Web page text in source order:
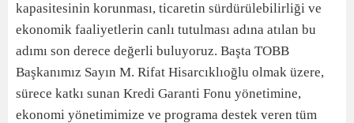
kapasitesinin korunması, ticaretin sürdürülebilirliği ve
ekonomik faaliyetlerin canlı tutulması adına atılan bu
adımı son derece değerli buluyoruz. Başta TOBB
Başkanımız Sayın M. Rifat Hisarcıklıoğlu olmak üzere,
sürece katkı sunan Kredi Garanti Fonu yönetimine,
ekonomi yönetimimize ve programa destek veren tüm